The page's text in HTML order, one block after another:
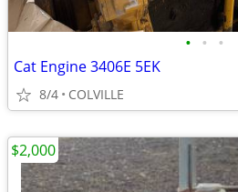
• • •
Cat Engine 3406E 5EK
8/4 COLVILLE
$2,000